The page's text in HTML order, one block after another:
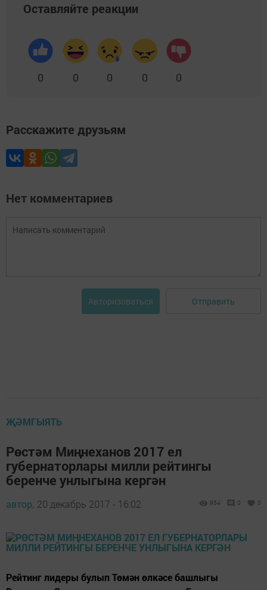
Оставляйте реакции
0 0 0 0 0
Расскажите друзьям
Нет комментариев
Авторизоваться Отправить
ҖӘМГЫЯТЬ
Рөстәм Миңнеханов 2017 ел
губернаторлары милли рейтингы
беренче унлыгына кергән
автор, 20 декабрь 2017 - 16:02 954 0 0
Рейтинг лидеры булып Төмән өлкәсе башлыгы